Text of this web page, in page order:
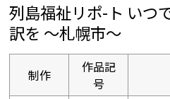
列島福祉リポ-ト いつ
訳を ～札幌市～
制作
作品記
号